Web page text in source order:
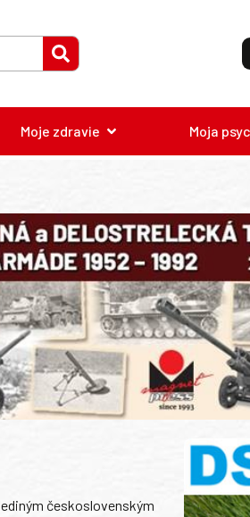
Moje zdravie Moja
československým